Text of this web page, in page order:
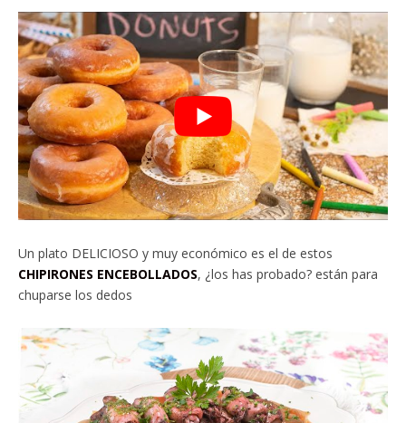
Un plato DELICIOSO y muy económico es el de estos
CHIPIRONES ENCEBOLLADOS, ¿los has probado? están para
chuparse los dedos